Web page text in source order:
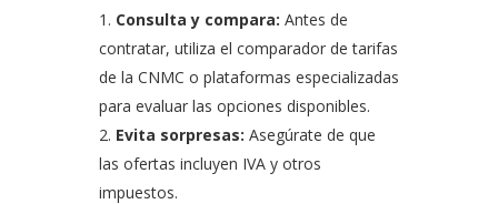
Consulta y compara: Antes de
contratar, utiliza el comparador de tarifas
de la CNMC o plataformas especializadas
para evaluar las opciones disponibles.
Evita sorpresas: Asegúrate de que
las ofertas incluyen IVA y otros
impuestos.